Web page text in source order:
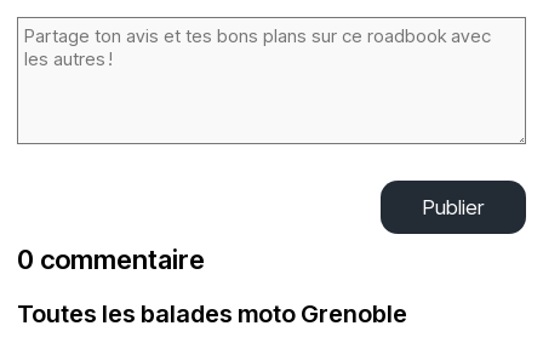
Publier
0 commentaire
Toutes les balades moto Grenoble